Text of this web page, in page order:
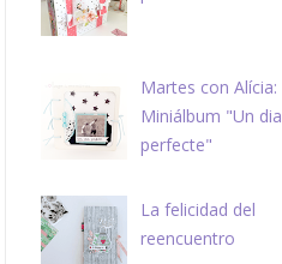
Martes con Alícia:
Miniálbum "Un dia
perfecte"
La felicidad del
reencuentro